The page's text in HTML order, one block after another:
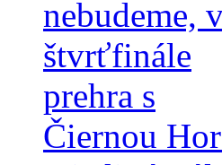
nebudeme,
štvrťfinále
prehra s
Čiernou